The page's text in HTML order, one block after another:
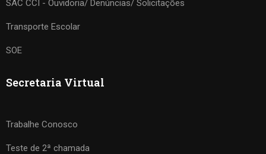
SAC CCI - Ouvidoria/ Denúncias/ Solicitações
Transporte Escolar
SOE
Secretaria Virtual
Trabalhe Conosco
Teste de 2ª chamada